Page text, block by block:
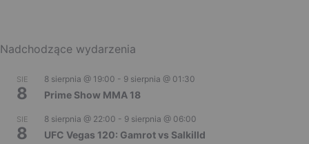
Nadchodzące wydarzenia
SIE
8
8 sierpnia @ 19:00 - 9 sierpnia @ 01:30
Prime Show MMA 18
SIE
8
8 sierpnia @ 22:00 - 9 sierpnia @ 06:00
UFC Vegas 120: Gamrot vs Salkilld